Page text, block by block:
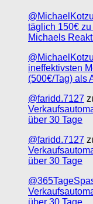
täglich 150€ zu
Michaels
ineffektivsten
(500€/Tag) als
@faridd.7127
über 30 Tage
@faridd.7127
über 30 Tage